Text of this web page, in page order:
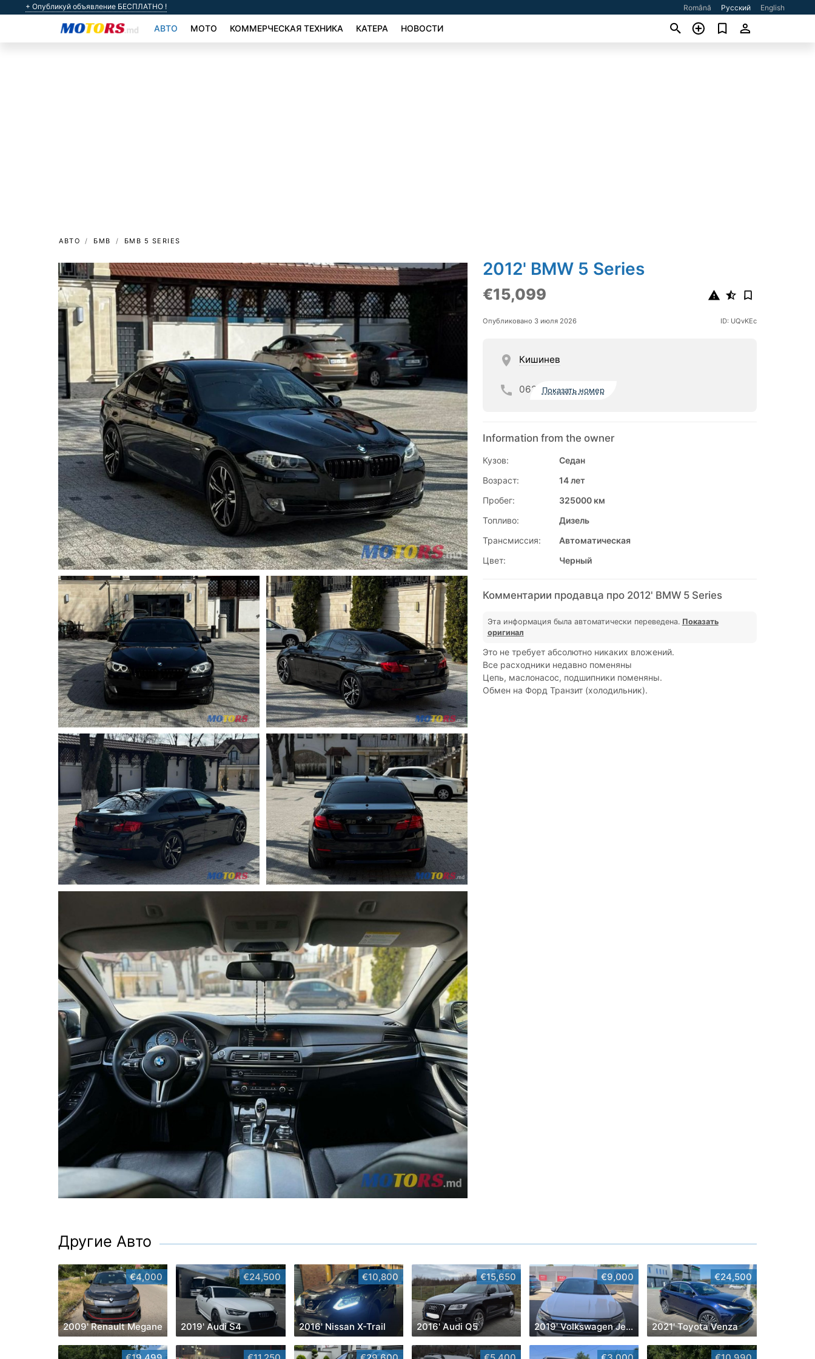
+ Опубликуй объявление БЕСПЛАТНО ! Română Русский English
АВТО МОТО КОММЕРЧЕСКАЯ ТЕХНИКА КАТЕРА НОВОСТИ
АВТО БМВ БМВ 5 SERIES
2012' BMW 5 Series
€15,099
Опубликовано 3 июля 2026 ID: UQvKEc
Кишинев
062 Показать номер
Information from the owner
Кузов:
Седан
Возраст:
14 лет
Пробег:
325000 км
Топливо:
Дизель
Трансмиссия:
Автоматическая
Цвет:
Черный
Комментарии продавца про 2012' BMW 5 Series
Эта информация была автоматически переведена. Показать
оригинал
Это не требует абсолютно никаких вложений.
Все расходники недавно поменяны
Цепь, маслонасос, подшипники поменяны.
Обмен на Форд Транзит (холодильник).
Другие Авто
€4,000
2009' Renault Megane
€24,500
2019' Audi S4
€10,800
2016' Nissan X-Trail
€15,650
2016' Audi Q5
€9,000
2019' Volkswagen Jetta
€24,500
2021' Toyota Venza